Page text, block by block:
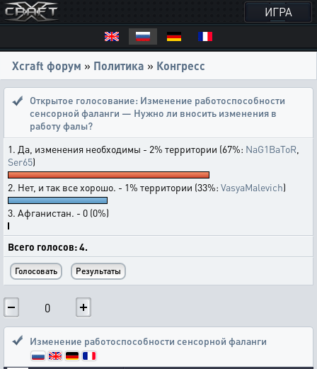
ИГРА
Xcraft форум » Политика » Конгресс
Открытое голосование: Изменение работоспособности
сенсорной фаланги — Нужно ли вносить изменения в
работу фалы?
1. Да, изменения необходимы - 2% территории (67%: NaG1BaToR
Ser65)
2. Нет, и так все хорошо. - 1% территории (33%: VasyaMalevich)
3. Афганистан. - 0 (0%)
Всего голосов: 4.
0
Изменение работоспособности сенсорной фаланги